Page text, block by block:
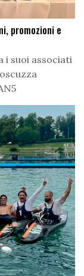
promozioni e
i suoi associati